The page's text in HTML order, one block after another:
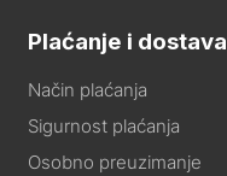
Plaćanje i dostava
Način plaćanja
Sigurnost plaćanja
Osobno preuzimanje